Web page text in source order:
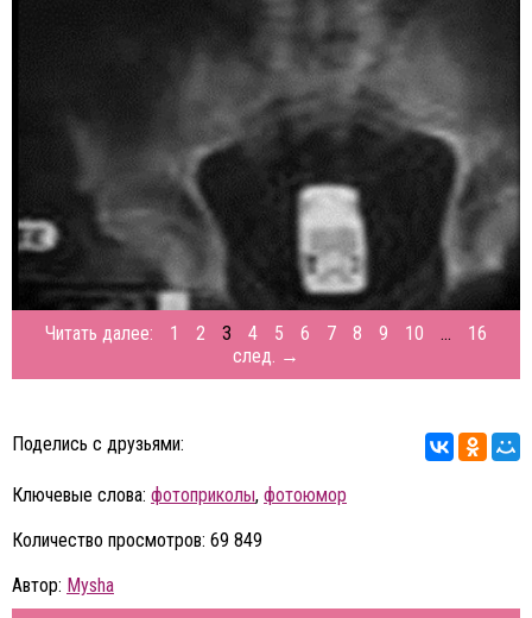
Читать далее: 1 2 3 4 5 6 7 8 9 10 ...
16
след. →
Поделись с друзьями:
Ключевые слова: фотоприколы, фотоюмор
Количество просмотров: 69 849
Автор: Mysha